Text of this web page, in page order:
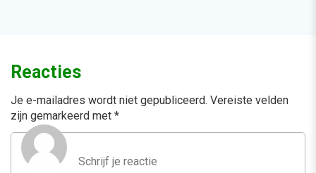
Reacties
Je e-mailadres wordt niet gepubliceerd. Vereiste velden
zijn gemarkeerd met *